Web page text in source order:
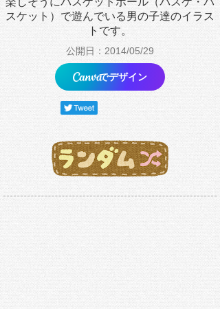
スケット）で遊んでいる男の子達のイラス
トです。
公開日：2014/05/29
でデザイン